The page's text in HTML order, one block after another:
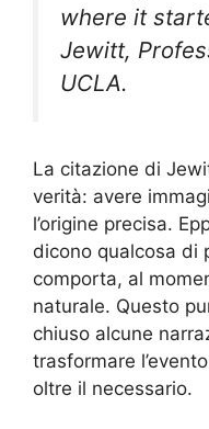
where it
Jewitt,
UCLA.
La citazione di
verità: avere
l’origine precisa.
dicono qualcosa di
comporta, al
naturale. Questo
chiuso alcune
trasformare
oltre il necessario.